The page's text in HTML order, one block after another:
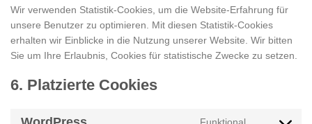
Wir verwenden Statistik-Cookies, um die Website-Erfahrung für
unsere Benutzer zu optimieren. Mit diesen Statistik-Cookies
erhalten wir Einblicke in die Nutzung unserer Website. Wir bitten
Sie um Ihre Erlaubnis, Cookies für statistische Zwecke zu setzen.
6. Platzierte Cookies